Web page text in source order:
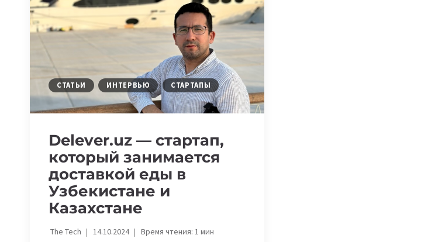
СТАТЬИ ИНТЕРВЬЮ СТАРТАПЫ
Delever.uz — стартап,
который занимается
доставкой еды в
Узбекистане и
Казахстане
The Tech 14.10.2024 Время чтения: 1мин